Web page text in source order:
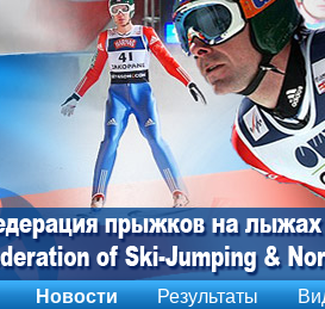
Новости Результаты